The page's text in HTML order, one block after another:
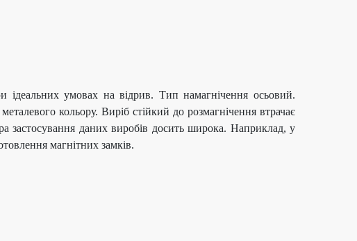
ідеальних умовах на відрив. Тип намагнічення осьовий.
кольору. Виріб стійкий до розмагнічення втрачає
застосування даних виробів досить широка. Наприклад, у
магнітних замків.